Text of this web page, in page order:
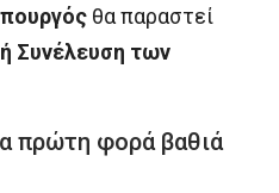
θα παραστεί
Συνέλευση των
πρώτη φορά βαθιά